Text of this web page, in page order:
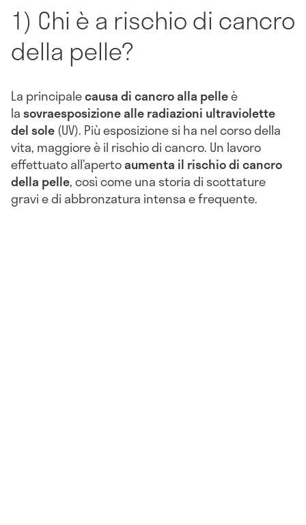
1) Chi è a rischio di cancro
della pelle?
La principalecausa di cancro alla pelleè
lasovraesposizione alle radiazioni ultraviolette
del sole(UV). Più esposizione si ha nel corso della
vita, maggiore è il rischio di cancro. Un lavoro
effettuato all’apertoaumenta il rischio di cancro
della pelle, così come una storia di scottature
gravi e di abbronzatura intensa e frequente.